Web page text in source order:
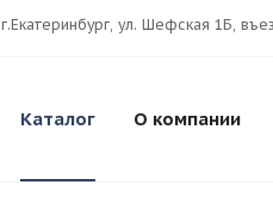
г.Екатеринбург, ул. Шефская 1Б,
Каталог О компании